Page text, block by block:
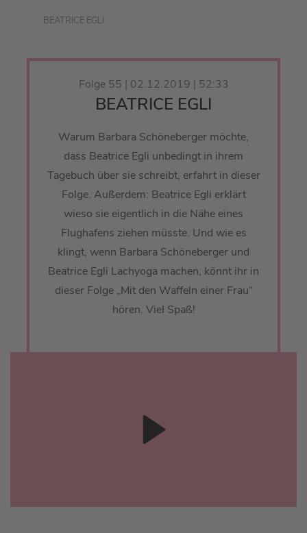
BEATRICE EGLI
Folge 55 | 02.12.2019 | 52:33
BEATRICE EGLI
Warum Barbara Schöneberger möchte,
dass Beatrice Egli unbedingt in ihrem
Tagebuch über sie schreibt, erfahrt in dieser
Folge. Außerdem: Beatrice Egli erklärt
wieso sie eigentlich in die Nähe eines
Flughafens ziehen müsste. Und wie es
klingt, wenn Barbara Schöneberger und
Beatrice Egli Lachyoga machen, könnt ihr in
dieser Folge „Mit den Waffeln einer Frau“
hören. Viel Spaß!